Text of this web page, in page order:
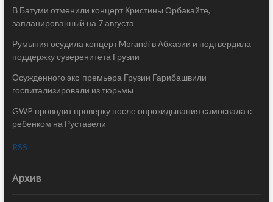
В Батуми отменили концерт Кристины Орбакайте,
запланированный на 7 августа
Румыния осудила концерт Morandi в Абхазии и подтвердила
поддержку суверенитета Грузии
Осужденного экс-премьера Грузии Гарибашвили
госпитализировали из тюрьмы
GWP проводит проверку после опрокидывания самосвала с
ребенком на Руставели
RSS
Архив